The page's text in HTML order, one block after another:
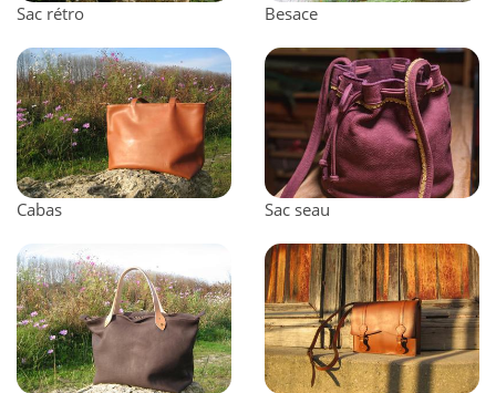
Sac rétro Besace
Cabas Sac seau